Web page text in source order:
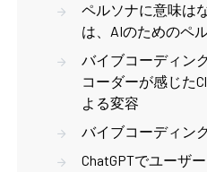
ペルソナに意味は
は、AIのためのペ
バイブコーディン
コーダーが感じた
よる変容
バイブコーディン
ChatGPTでユーザ